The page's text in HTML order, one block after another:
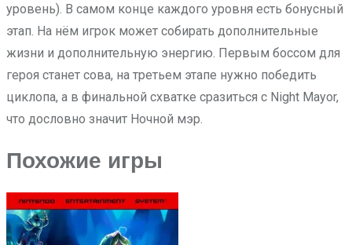
уровень). В самом конце каждого уровня есть бонусный
этап. На нём игрок может собирать дополнительные
жизни и дополнительную энергию. Первым боссом для
героя станет сова, на третьем этапе нужно победить
циклопа, а в финальной схватке сразиться с Night Mayor,
что дословно значит Ночной мэр.
Похожие игры